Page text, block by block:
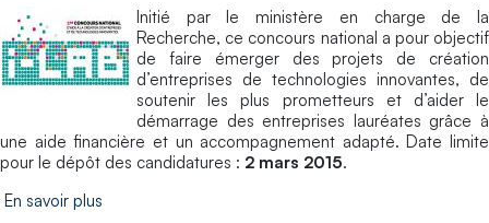
Initié par le ministère en charge de la
Recherche, ce concours national a pour objectif
de faire émerger des projets de création
d’entreprises de technologies innovantes, de
soutenir les plus prometteurs et d’aider le
démarrage des entreprises lauréates grâce à
une aide financière et un accompagnement adapté. Date limite
pour le dépôt des candidatures : 2 mars 2015.
En savoir plus